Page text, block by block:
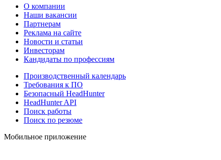
О компании
Наши вакансии
Партнерам
Реклама на сайте
Новости и статьи
Инвесторам
Кандидаты по профессиям
Производственный календарь
Требования к ПО
Безопасный HeadHunter
HeadHunter API
Поиск работы
Поиск по резюме
Мобильное приложение